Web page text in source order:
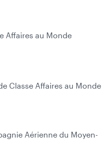
Affaires au Monde
Classe Affaires au Monde
Aérienne du Moyen-